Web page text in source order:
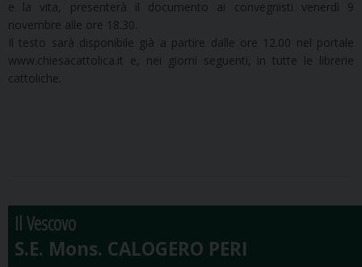
e la vita, presenterà il documento ai convegnisti venerdì 9
novembre alle ore 18.30.
Il testo sarà disponibile già a partire dalle ore 12.00 nel portale
www.chiesacattolica.it e, nei giorni seguenti, in tutte le librerie
cattoliche.
Il Vescovo